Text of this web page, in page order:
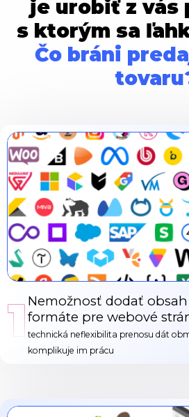
je urobiť z vás
s ktorým sa
Čo bráni
1 Nemožnosť dodať
formáte pre webové
technická neflexibilita prenosu dát
komplikuje im prácu